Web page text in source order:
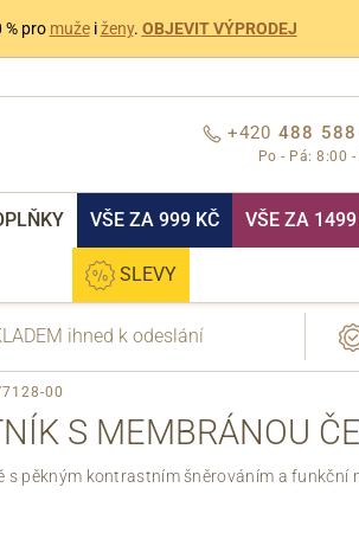
% pro mužeiženy. OBJEVIT VÝPRODEJ
+420 488
Po - Pá: 8:00
VŠE ZA 999 KČ VŠE ZA
SLEVY
ihned k odeslání
00
S MEMBRÁNOU
pěkným kontrastním šněrováním a funkční